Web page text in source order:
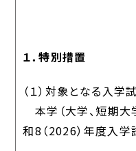
１．特別措置
（１）対象となる入学
本学（大学、短期大
和8（2026）年度入学